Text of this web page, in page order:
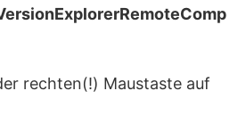
rechten(!) Maustaste auf